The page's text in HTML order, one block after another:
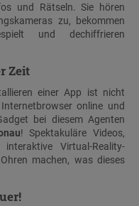
und Rätseln. Sie hören
zu, bekommen
und dechiffrieren
Zeit
einer App ist nicht
online und
bei diesem Agenten
! Spektakuläre Videos,
Virtual-Reality-
machen, was dieses